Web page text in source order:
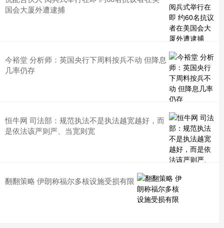
国会大厦外遭逮捕
今裕堂 分析师：英国央行下周料按兵不动 但降息
几率仍存
恒牛网 司法部：规范执法不是执法越宽越好，而
是依法该严则严、当宽则宽
翻翻策略 伊朗称福尔多核设施受损有限